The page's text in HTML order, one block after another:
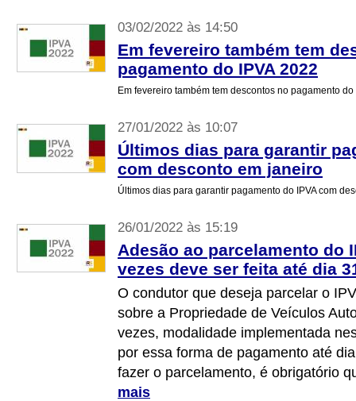
03/02/2022 às 14:50
Em fevereiro também tem
pagamento do IPVA 2022
Em fevereiro também tem descontos no pagamento
27/01/2022 às 10:07
Últimos dias para garantir
com desconto em janeiro
Últimos dias para garantir pagamento do IPVA com
26/01/2022 às 15:19
Adesão ao parcelamento do
vezes deve ser feita até dia
O condutor que deseja parcelar o
sobre a Propriedade de Veículos
vezes, modalidade implementada
por essa forma de pagamento até
fazer o parcelamento, é obrigatório
mais